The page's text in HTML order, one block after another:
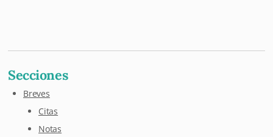
Secciones
Breves
Citas
Notas